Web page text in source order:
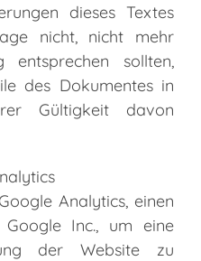
dieses Textes
nicht, nicht mehr
sollten,
des Dokumentes in
Gültigkeit davon
Analytics, einen
Google Inc., um eine
der Website zu